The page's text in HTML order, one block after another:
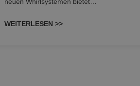
WEITERLESEN >>